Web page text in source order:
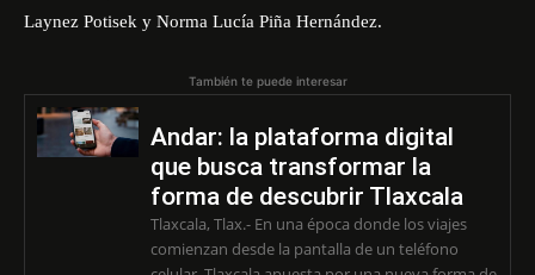
Laynez Potisek y Norma Lucía Piña Hernández.
También te puede interesar
Andar: la plataforma digital
que busca transformar la
forma de descubrir Tlaxcala
Tlaxcala, Tlax.- En una época donde los viajes
comienzan desde la pantalla de un teléfono